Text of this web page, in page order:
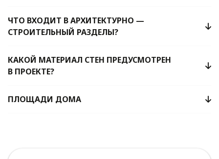
ЧТО ВХОДИТ В АРХИТЕКТУРНО —
СТРОИТЕЛЬНЫЙ РАЗДЕЛЫ?
КАКОЙ МАТЕРИАЛ СТЕН ПРЕДУСМОТРЕН
В ПРОЕКТЕ?
ПЛОЩАДИ ДОМА